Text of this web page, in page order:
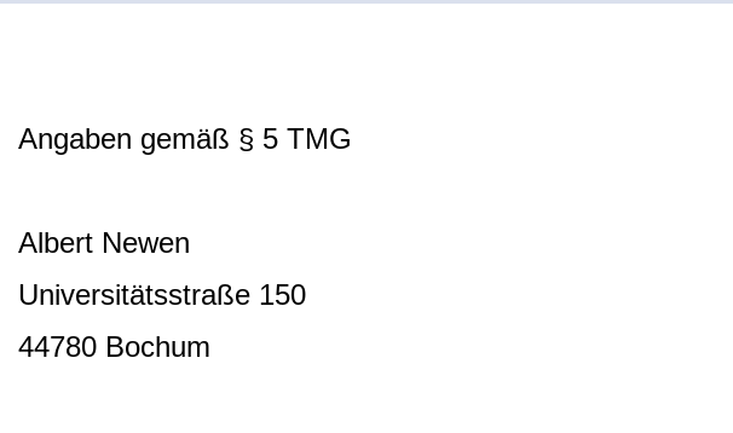
Angaben gemäß § 5 TMG
Albert Newen
Universitätsstraße 150
44780 Bochum